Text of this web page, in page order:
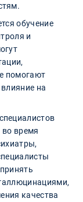
обучение
и
помогают
на
во время
качества